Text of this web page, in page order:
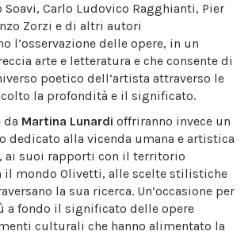
Carlo Ludovico Ragghianti, Pier
Zorzi e di altri autori
l’osservazione delle opere, in un
arte e letteratura e che consente di
poetico dell’artista attraverso le
la profondità e il significato.
da Martina Lunardi offriranno invece un
dedicato alla vicenda umana e artistica
ai suoi rapporti con il territorio
il mondo Olivetti, alle scelte stilistiche
la sua ricerca. Un’occasione per
a fondo il significato delle opere
culturali che hanno alimentato la